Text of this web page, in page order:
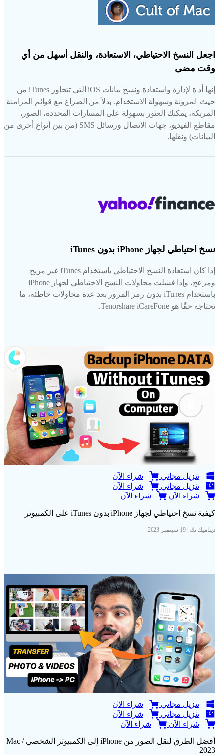
اجعل النسخ الاحتياطي، الاستعادة، والنقل أسهل من أي
وقت مضى
إنها أداة لإدارة واستعادة ونسخ بيانات iOS التي تتجاوز iTunes من
حيث المرونة وسهولة الاستخدام. بدلاً من الصراع مع قوائم المزامنة
المربكة، يمكنك العثور بسهولة على المسارات المحددة، الصور،
مقاطع الفيديو، جهات الاتصال ورسائل SMS (من بين أنواع أخرى من
البيانات) ونقلها.
نسخ احتياطي لجهاز iPhone بدون iTunes
إذا كان استعادة النسخ الاحتياطي باستخدام iTunes غير مريح
ومزعج، وإذا فشلت محاولات النسخ الاحتياطي لجهاز iPhone
باستخدام iTunes بدون رمز المرور بعد عدة محاولات خاطئة، ما
تحتاجه حقًا هو Tenorshare iCareFone.
تنزيل مجاني
شراء الآن
تنزيل مجاني
شراء الآن
شراء الآن
شراء الآن
كيفية نسخ احتياطي لجهاز iPhone بدون iTunes على الكمبيوتر
ديناميك تك | 19 سبتمبر 2023
تنزيل مجاني
شراء الآن
تنزيل مجاني
شراء الآن
شراء الآن
شراء الآن
أفضل الطرق لنقل الصور من iPhone إلى الكمبيوتر الشخصي / Mac
2023